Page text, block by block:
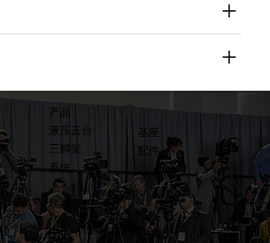
基座
产品
液压云台
三脚架
系统
联系我们
电话：13566309212
配件